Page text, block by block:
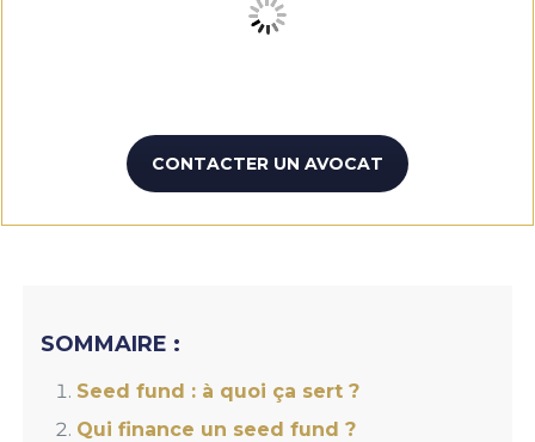
CONTACTER UN AVOCAT
SOMMAIRE :
Seed fund : à quoi ça sert ?
Qui finance un seed fund ?